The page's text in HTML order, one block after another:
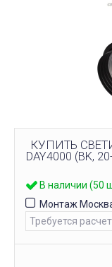
КУПИТЬ
DAY4000 (BK,
В наличии (50
Монтаж